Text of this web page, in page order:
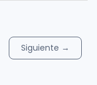
Siguiente →